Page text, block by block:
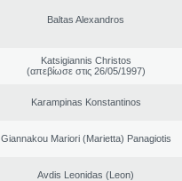
Baltas Alexandros
Katsigiannis Christos
(απεβίωσε στις 26/05/1997)
Karampinas Konstantinos
Giannakou Mariori (Marietta) Panagiotis
Avdis Leonidas (Leon)